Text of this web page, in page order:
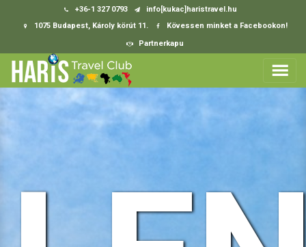
+36-1 327 0793
info[kukac]haristravel.hu
1075 Budapest, Károly körút 11.
Kövessen minket a Facebookon!
Partnerkapu